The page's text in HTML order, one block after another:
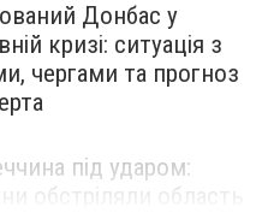
Донбас у
кризі: ситуація з
чергами та прогноз
під ударом:
обстріляли область